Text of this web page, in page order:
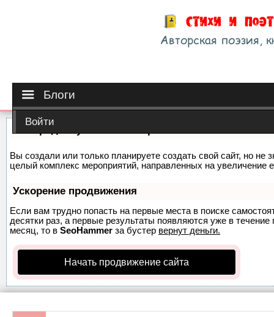
Блоги
Войти
Вы создали или только планируете создать свой сайт, но не
целый комплекс мероприятий, направленных на увеличение
Ускорение продвижения
Если вам трудно попасть на первые места в поиске
десятки раз, а первые результаты появляются уже в
месяц, то в SeoHammer за бустер вернут деньги.
Начать продвижение сайта